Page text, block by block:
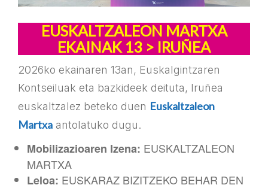
EUSKALTZALEON MARTXA
EKAINAK 13 > IRUÑEA
2026ko ekainaren 13an, Euskalgintzaren
Kontseiluak eta bazkideek deituta, Iruñea
euskaltzalez beteko duen Euskaltzaleon
Martxa antolatuko dugu.
Mobilizazioaren Izena: EUSKALTZALEON
MARTXA
Leloa: EUSKARAZ BIZITZEKO BEHAR DEN